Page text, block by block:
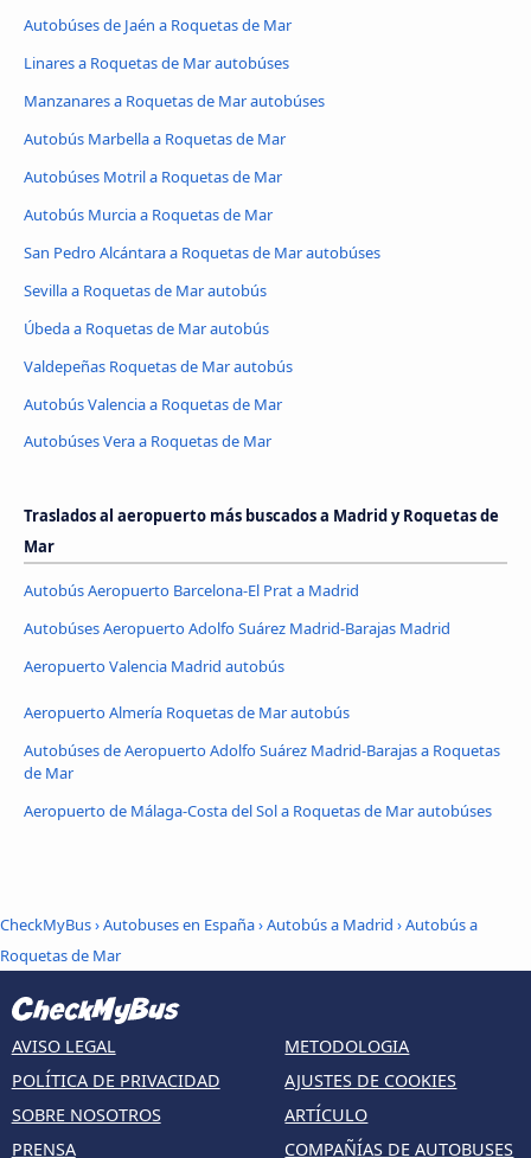
Autobúses de Jaén a Roquetas de Mar
Linares a Roquetas de Mar autobúses
Manzanares a Roquetas de Mar autobúses
Autobús Marbella a Roquetas de Mar
Autobúses Motril a Roquetas de Mar
Autobús Murcia a Roquetas de Mar
San Pedro Alcántara a Roquetas de Mar autobúses
Sevilla a Roquetas de Mar autobús
Úbeda a Roquetas de Mar autobús
Valdepeñas Roquetas de Mar autobús
Autobús Valencia a Roquetas de Mar
Autobúses Vera a Roquetas de Mar
Traslados al aeropuerto más buscados a Madrid y Roquetas de
Mar
Autobús Aeropuerto Barcelona-El Prat a Madrid
Autobúses Aeropuerto Adolfo Suárez Madrid-Barajas Madrid
Aeropuerto Valencia Madrid autobús
Aeropuerto Almería Roquetas de Mar autobús
Autobúses de Aeropuerto Adolfo Suárez Madrid-Barajas a Roquetas
de Mar
Aeropuerto de Málaga-Costa del Sol a Roquetas de Mar autobúses
CheckMyBus›Autobuses en España›Autobús a Madrid ›Autobús a
Roquetas de Mar
AVISO LEGAL
POLÍTICA DE PRIVACIDAD
SOBRE NOSOTROS
PRENSA
METODOLOGIA
AJUSTES DE COOKIES
ARTÍCULO
COMPAÑÍAS DE AUTOBUSES